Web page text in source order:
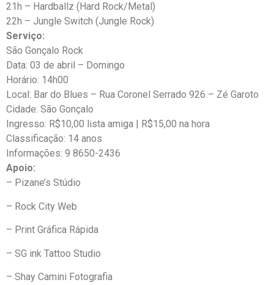
21h – Hardballz (Hard Rock/Metal)
22h – Jungle Switch (Jungle Rock)
Serviço:
São Gonçalo Rock
Data: 03 de abril – Domingo
Horário: 14h00
Local: Bar do Blues – Rua Coronel Serrado 926 – Zé Garoto
Cidade: São Gonçalo
Ingresso: R$10,00 lista amiga | R$15,00 na hora
Classificação: 14 anos
Informações: 9 8650-2436
Apoio:
– Pizane’s Stúdio
– Rock City Web
– Print Gráfica Rápida
– SG ink Tattoo Studio
– Shay Camini Fotografia